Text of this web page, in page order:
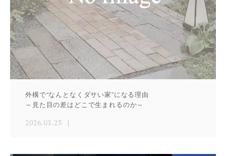
外構で“なんとなくダサい家”になる理由
～見た目の差はどこで生まれるのか～
2026.03.25